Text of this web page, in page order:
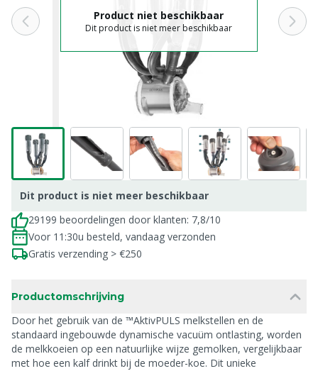
Product niet beschikbaar
Dit product is niet meer beschikbaar
Dit product is niet meer beschikbaar
29199 beoordelingen door klanten: 7,8/10
Voor 11:30u besteld, vandaag verzonden
Gratis verzending > €250
Productomschrijving
Door het gebruik van de ™AktivPULS melkstellen en de
standaard ingebouwde dynamische vacuüm ontlasting, worden
de melkkoeien op een natuurlijke wijze gemolken, vergelijkbaar
met hoe een kalf drinkt bij de moeder-koe. Dit unieke